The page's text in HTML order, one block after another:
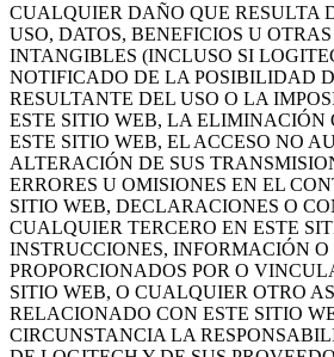
CUALQUIER DAÑO QUE RESULTA
USO, DATOS, BENEFICIOS U
INTANGIBLES (INCLUSO SI
NOTIFICADO DE LA POSIBILIDAD
RESULTANTE DEL USO O LA
ESTE SITIO WEB, LA ELIMINACIÓN
ESTE SITIO WEB, EL ACCESO NO
ALTERACIÓN DE SUS
ERRORES U OMISIONES EN EL
SITIO WEB, DECLARACIONES O
CUALQUIER TERCERO EN ESTE
INSTRUCCIONES, INFORMACIÓN O
PROPORCIONADOS POR O
SITIO WEB, O CUALQUIER OTRO
RELACIONADO CON ESTE SITIO
CIRCUNSTANCIA LA